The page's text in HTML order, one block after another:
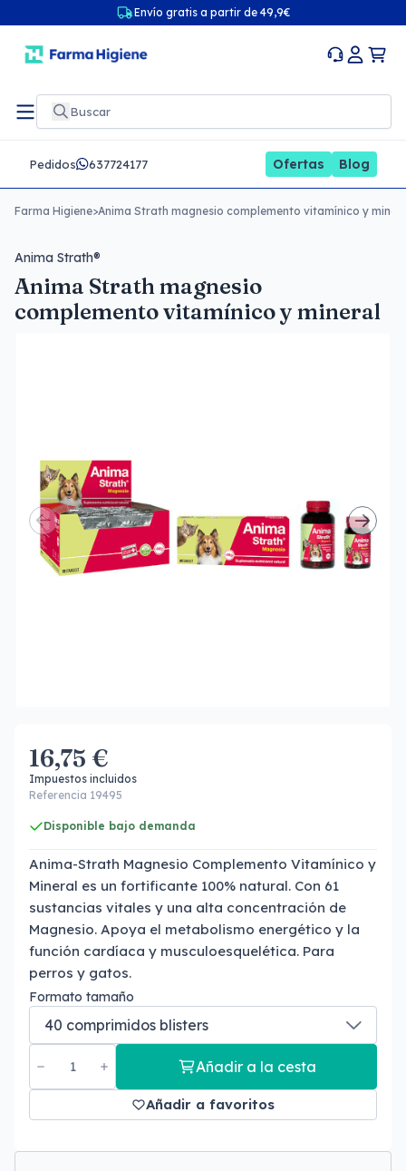
Envío gratis a partir de 49,9€
Pedidos 637724177 Ofertas Blog
Farma Higiene>Anima Strath magnesio complemento vitamínico y
Anima Strath®
Anima Strath magnesio
complemento vitamínico y mineral
16,75 €
Impuestos incluidos
Referencia 19495
Disponible bajo demanda
Anima-Strath Magnesio Complemento Vitamínico y
Mineral es un fortificante 100% natural. Con 61
sustancias vitales y una alta concentración de
Magnesio. Apoya el metabolismo energético y la
función cardíaca y musculoesquelética. Para
perros y gatos.
Formato tamaño
Añadir a la cesta
Añadir a favoritos